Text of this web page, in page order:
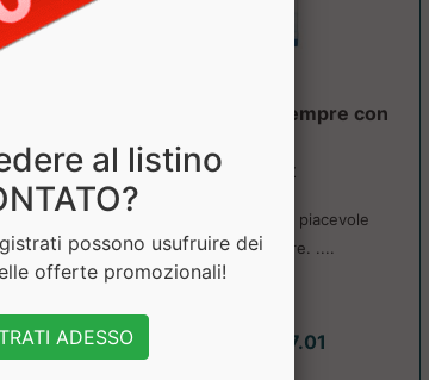
Magnesio Supremo Sempre con
Natural Point
A base di Magnesio in un piacevole
liquido pronto da bere. ....
a partire da € 17.01
al listino
possono usufruire dei
offerte promozionali!
ADESSO